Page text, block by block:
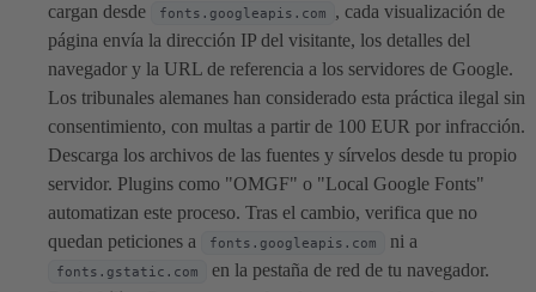
cargan desde
fonts.googleapis.com
, cada visualización de
página envía la dirección IP del visitante, los detalles del
navegador y la URL de referencia a los servidores de Google.
Los tribunales alemanes han considerado esta práctica ilegal sin
consentimiento, con multas a partir de 100 EUR por infracción.
Descarga los archivos de las fuentes y sírvelos desde tu propio
servidor. Plugins como "OMGF" o "Local Google Fonts"
automatizan este proceso. Tras el cambio, verifica que no
quedan peticiones a
fonts.googleapis.com ni a
fonts.gstatic.com
en la pestaña de red de tu navegador.